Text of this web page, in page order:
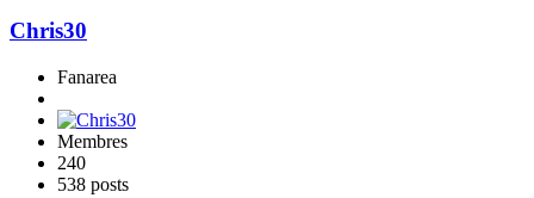
Chris30
Fanarea
Membres
240
538 posts